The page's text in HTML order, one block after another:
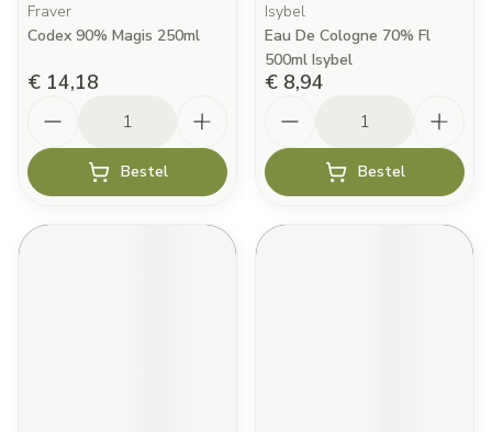
Fraver
Codex 90% Magis 250ml
€ 14,18
Bestel
Isybel
Eau De Cologne 70% Fl
500ml Isybel
€ 8,94
Bestel